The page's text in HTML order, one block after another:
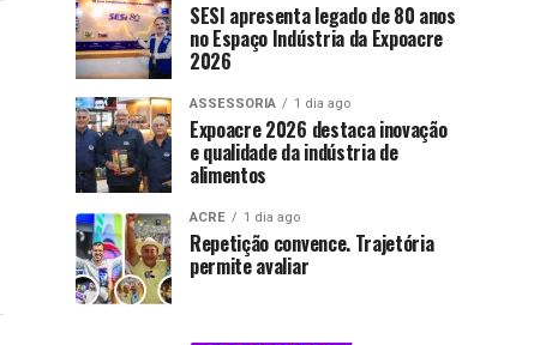
SESI apresenta legado de 80 anos
no Espaço Indústria da Expoacre
2026
ASSESSORIA 1 dia ago
Expoacre 2026 destaca inovação
e qualidade da indústria de
alimentos
ACRE 1 dia ago
Repetição convence. Trajetória
permite avaliar